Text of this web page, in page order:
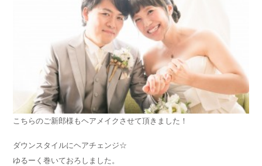
こちらのご新郎様もヘアメイクさせて頂きました！
ダウンスタイルにヘアチェンジ☆
ゆるーく巻いておろしました。